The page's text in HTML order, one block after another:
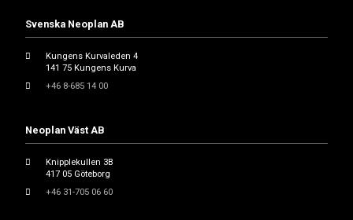
Svenska Neoplan AB
Kungens Kurvaleden 4
141 75 Kungens Kurva
+46 8-685 14 00
Neoplan Väst AB
Knipplekullen 3B
417 05 Göteborg
+46 31-705 06 60